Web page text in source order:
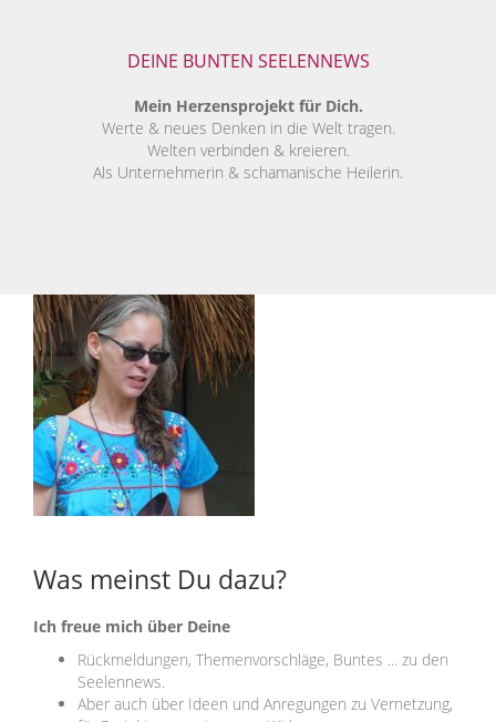
DEINE BUNTEN SEELENNEWS
Mein Herzensprojekt für Dich.
Werte & neues Denken in die Welt tragen.
Welten verbinden & kreieren.
Als Unternehmerin & schamanische Heilerin.
Was meinst Du dazu?
Ich freue mich über Deine
Rückmeldungen, Themenvorschläge, Buntes ... zu den
Seelennews.
Aber auch über Ideen und Anregungen zu Vernetzung,